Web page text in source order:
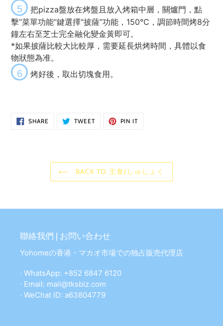
5
把pizza盤放在烤盤且放入烤箱中層，關爐門，點
擊“菜單功能”鍵選擇“披薩”功能，150℃，調節時間烤8分
鐘左右至芝士完全融化變金黃即可。
*如果披薩比較大比較厚，需要延長烘烤時間，具體以食
物狀態為准。
6 烤好後，取出切塊食用。
SHARE SHARE
ON
TWEETTWEET
PIN ITPIN
BACK TO 主食/しゅしょく
聯絡我們 | お問い合わせ
Yohomeの香港・マカオ市場での独占販売代理店
· WhatsApp: +852 6847 6120
· Email: mail@tksbiz.com
· WeChat ID: a63804779